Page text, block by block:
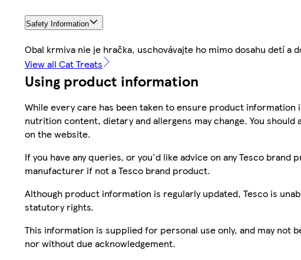
Safety Information
Obal krmiva nie je hračka, uschovávajte ho mimo dosahu detí
View all Cat Treats
Using product information
While every care has been taken to ensure product
nutrition content, dietary and allergens may change. You
on the website.
If you have any queries, or you'd like advice on any Tesco
manufacturer if not a Tesco brand product.
Although product information is regularly updated, Tesco is
statutory rights.
This information is supplied for personal use only, and may not
nor without due acknowledgement.